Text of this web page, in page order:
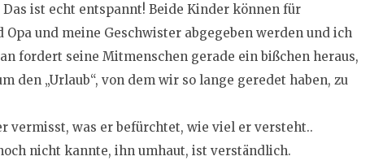
ist echt entspannt! Beide Kinder können für
und meine Geschwister abgegeben werden und ich
fordert seine Mitmenschen gerade ein bißchen heraus,
den „Urlaub“, von dem wir so lange geredet haben, zu
vermisst, was er befürchtet, wie viel er versteht..
nicht kannte, ihn umhaut, ist verständlich.